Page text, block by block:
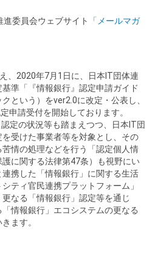
委員会ウェブサイト
「メールマガ
、2020年7月1日に、日本IT団体連
準「『情報銀行』認定申請ガイド
という）をver2.0に改定・公表し、
申請受付を開始しております。
定の状況等も踏まえつつ、日本IT団
受けた事業者等を対象とし、その
情の処理などを行う「認定個人情
に関する法律第47条）も視野にい
携した「情報銀行」に関する生活
ティ官民連携プラットフォーム」
なる「情報銀行」認定等を通じ
情報銀行」エコシステムの更なる
ます。